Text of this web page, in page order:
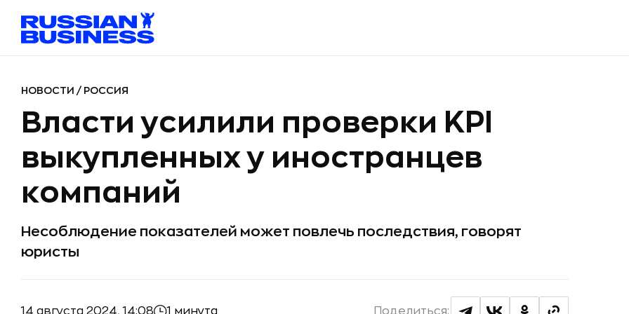
НОВОСТИ / РОССИЯ
Власти усилили проверки KPI
выкупленных у иностранцев
компаний
Несоблюдение показателей может повлечь последствия, говорят
юристы
14 августа 2024, 14:08 1 минута Поделиться: